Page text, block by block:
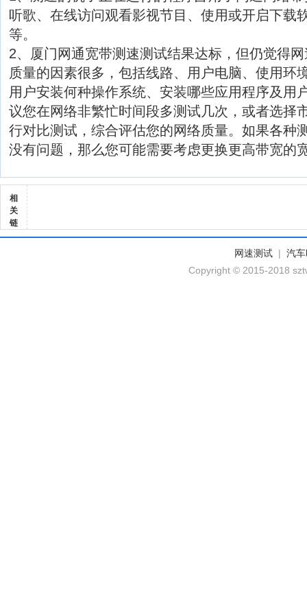
听歌、在线访问观看影视节目、使用或开启下载
等。
2、厦门网通宽带测速测试结果达标，但仍觉得
质量的因素很多，包括线路、用户电脑、使用环
用户安装何种操作系统、安装哪些应用程序及用
议您在网络非繁忙时间段多测试几次，或者选择
行对比测试，综合评估您的网络质量。如果各种
没有问题，那么您可能需要考虑更换更高带宽的
相
关
链
网速测试 | 汽
Copyright © 2015-2018